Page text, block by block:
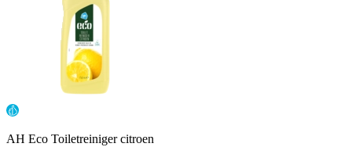
AH Eco Toiletreiniger citroen